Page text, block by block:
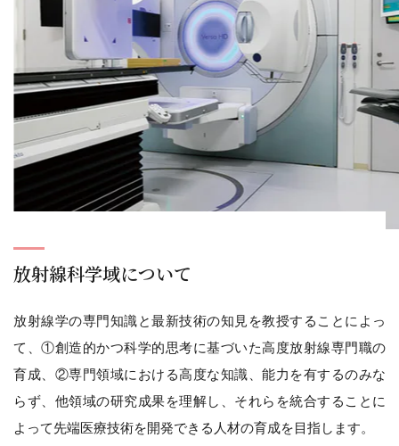
放射線科学域について
放射線学の専門知識と最新技術の知見を教授することによっ
て、①創造的かつ科学的思考に基づいた高度放射線専門職の
育成、②専門領域における高度な知識、能力を有するのみな
らず、他領域の研究成果を理解し、それらを統合することに
よって先端医療技術を開発できる人材の育成を目指します。